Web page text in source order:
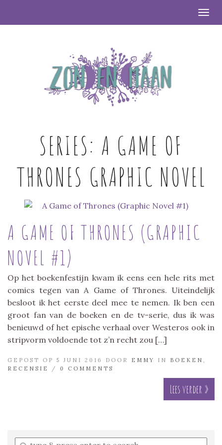
SERIES: A GAME OF
THRONES GRAPHIC NOVEL
A GAME OF THRONES (GRAPHIC
NOVEL #1)
Op het boekenfestijn kwam ik eens een hele rits met
comics tegen van A Game of Thrones. Uiteindelijk
besloot ik het eerste deel mee te nemen. Ik ben een
groot fan van de boeken en de tv-serie, dus ik was
benieuwd of het epische verhaal over Westeros ook in
stripvorm voldoende tot z’n recht zou […]
GEPOST OP 5 JUNI 2016 DOOR EMMY IN BOEKEN
RECENSIE
/ 0 COMMENTS
Lees verder »
Enter